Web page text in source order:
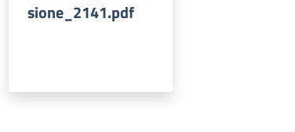
sione_2141.pdf